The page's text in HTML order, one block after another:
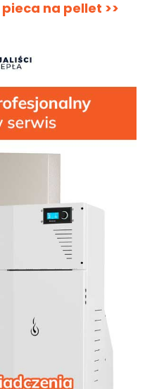
na pellet >>